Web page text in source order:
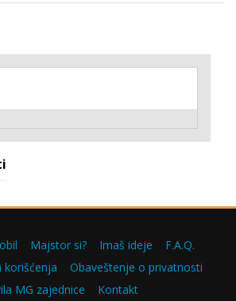
Majstor si? Imaš ideje
F.A.Q.
korišćenja
Obaveštenje o privatnosti
MG zajednice
Kontakt